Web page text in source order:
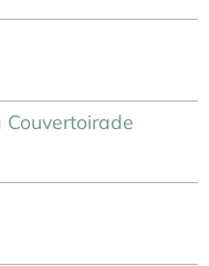
Couvertoirade